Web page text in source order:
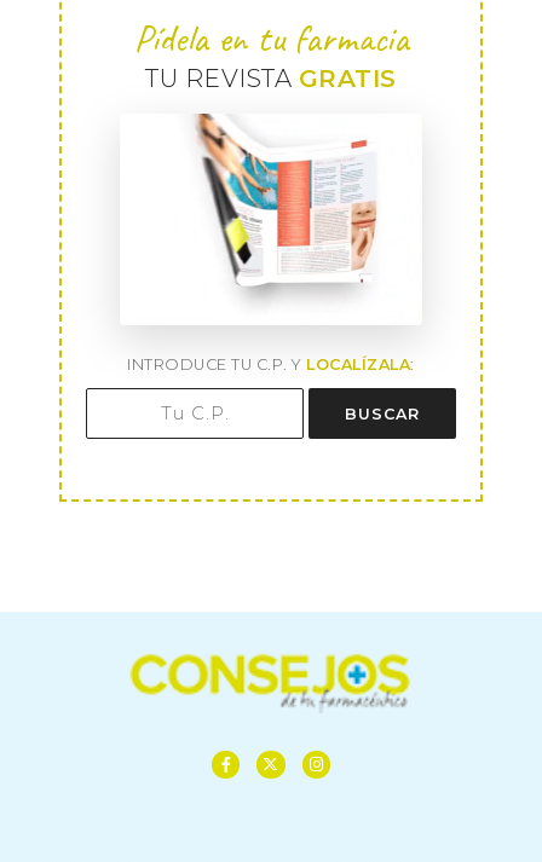
Pídela en tu farmacia
TU REVISTA GRATIS
INTRODUCE TU C.P. Y LOCALÍZALA:
BUSCAR